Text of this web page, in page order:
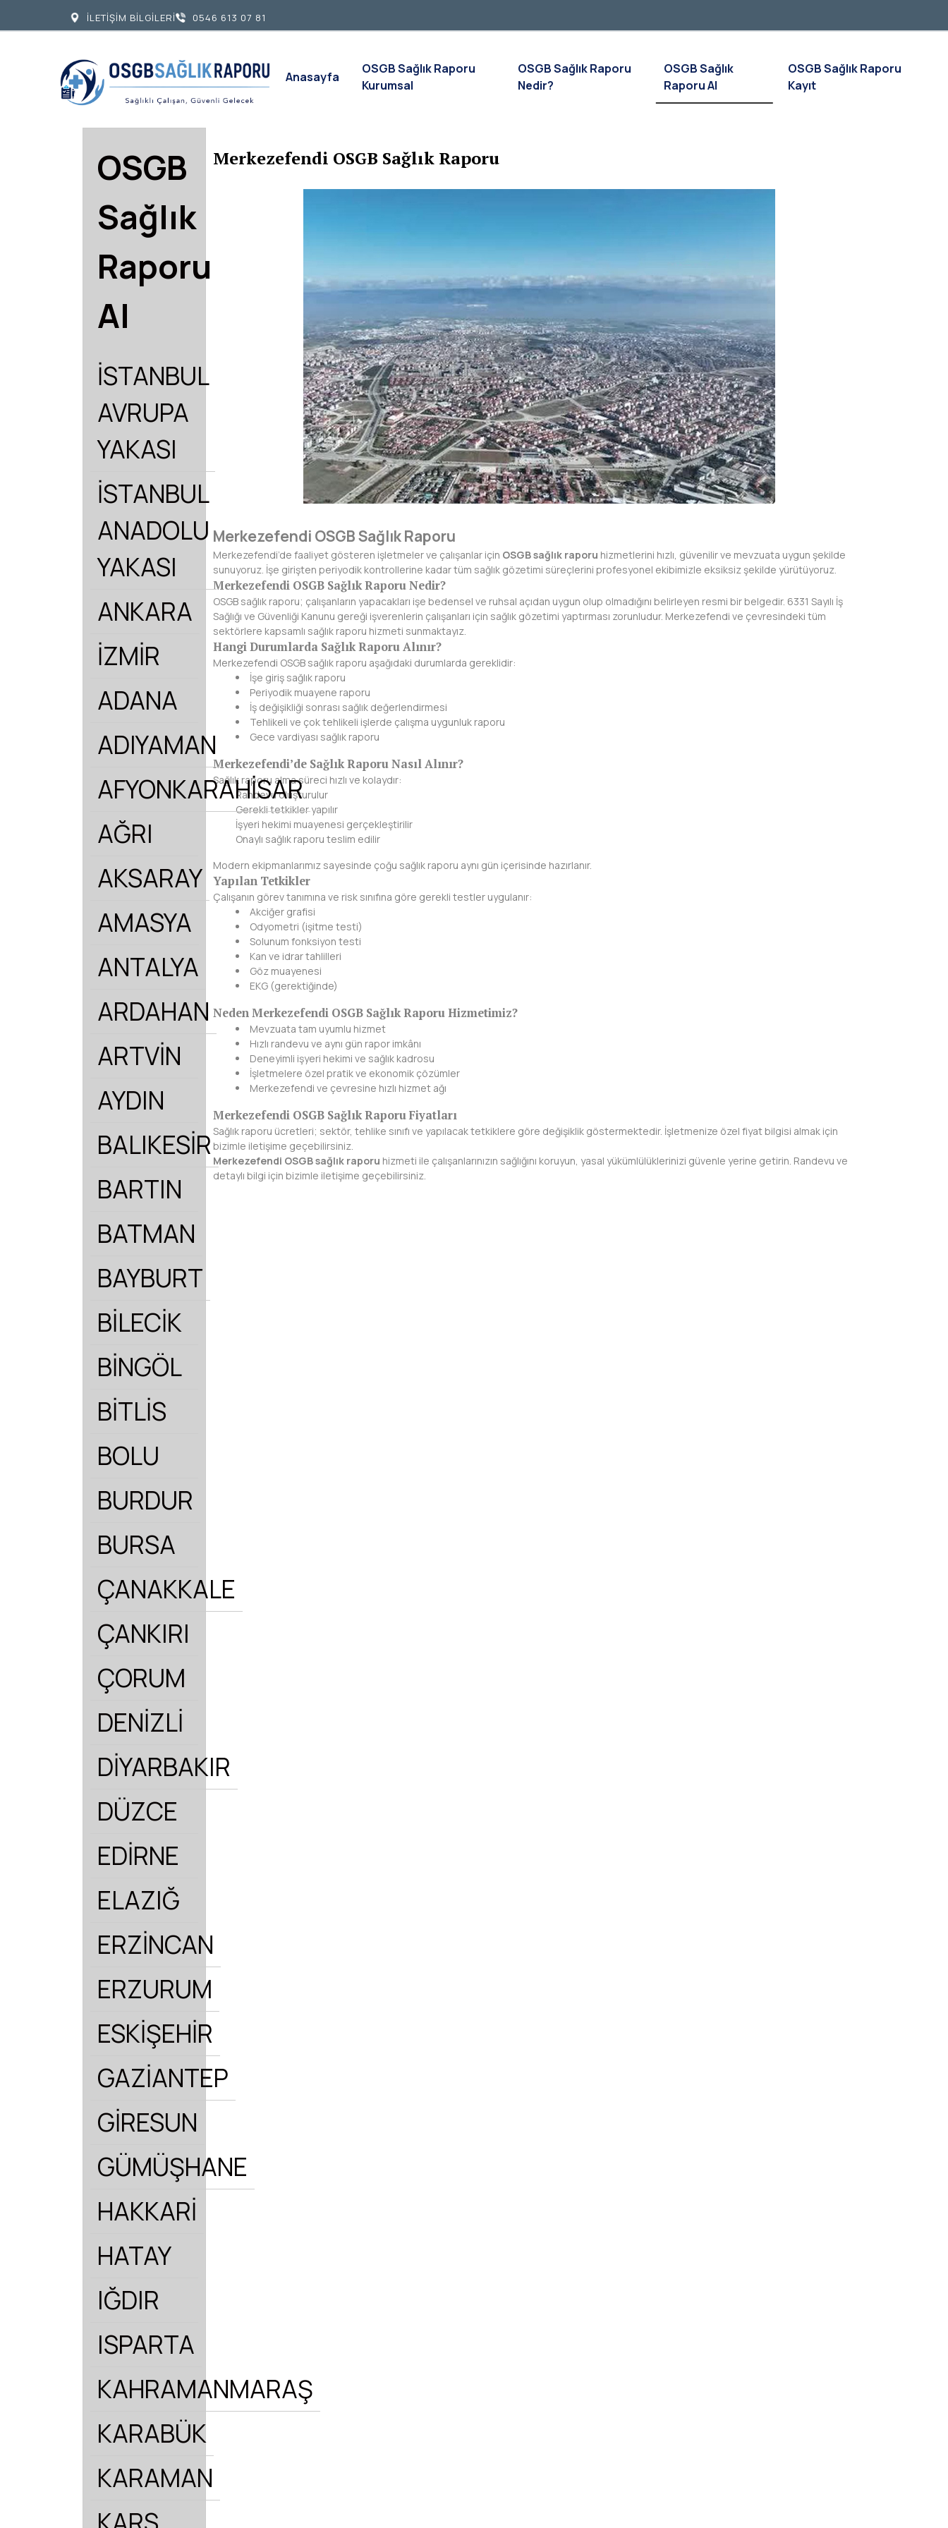
OSGB
Sağlık
Raporu
Al
İSTANBUL
AVRUPA
YAKASI
İSTANBUL
ANADOLU
YAKASI
ANKARA
İZMİR
ADANA
ADIYAMAN
AFYONKARAHİSAR
AĞRI
AKSARAY
AMASYA
ANTALYA
ARDAHAN
ARTVİN
AYDIN
BALIKESİR
BARTIN
BATMAN
BAYBURT
BİLECİK
BİNGÖL
BİTLİS
BOLU
BURDUR
BURSA
ÇANAKKALE
ÇANKIRI
ÇORUM
DENİZLİ
DİYARBAKIR
DÜZCE
EDİRNE
ELAZIĞ
ERZİNCAN
ERZURUM
ESKİŞEHİR
GAZİANTEP
GİRESUN
GÜMÜŞHANE
HAKKARİ
HATAY
IĞDIR
ISPARTA
KAHRAMANMARAŞ
KARABÜK
KARAMAN
Merkezefendi OSGB Sağlık Raporu
Merkezefendi OSGB Sağlık Raporu
Merkezefendi’de faaliyet gösteren işletmeler ve çalışanlar için OSGB sağlık raporu hizmetlerini hızlı, güvenilir ve mevzuata uygun şekilde
sunuyoruz. İşe girişten periyodik kontrollerine kadar tüm sağlık gözetimi süreçlerini profesyonel ekibimizle eksiksiz şekilde yürütüyoruz.
Merkezefendi OSGB Sağlık Raporu Nedir?
OSGB sağlık raporu; çalışanların yapacakları işe bedensel ve ruhsal açıdan uygun olup olmadığını belirleyen resmi bir belgedir. 6331 Sayılı İş
Sağlığı ve Güvenliği Kanunu gereği işverenlerin çalışanları için sağlık gözetimi yaptırması zorunludur. Merkezefendi ve çevresindeki tüm
sektörlere kapsamlı sağlık raporu hizmeti sunmaktayız.
Hangi Durumlarda Sağlık Raporu Alınır?
Merkezefendi OSGB sağlık raporu aşağıdaki durumlarda gereklidir:
İşe giriş sağlık raporu
Periyodik muayene raporu
İş değişikliği sonrası sağlık değerlendirmesi
Tehlikeli ve çok tehlikeli işlerde çalışma uygunluk raporu
Gece vardiyası sağlık raporu
Merkezefendi’de Sağlık Raporu Nasıl Alınır?
Sağlık raporu alma süreci hızlı ve kolaydır:
Randevu oluşturulur
Gerekli tetkikler yapılır
İşyeri hekimi muayenesi gerçekleştirilir
Onaylı sağlık raporu teslim edilir
Modern ekipmanlarımız sayesinde çoğu sağlık raporu aynı gün içerisinde hazırlanır.
Yapılan Tetkikler
Çalışanın görev tanımına ve risk sınıfına göre gerekli testler uygulanır:
Akciğer grafisi
Odyometri (işitme testi)
Solunum fonksiyon testi
Kan ve idrar tahlilleri
Göz muayenesi
EKG (gerektiğinde)
Neden Merkezefendi OSGB Sağlık Raporu Hizmetimiz?
Mevzuata tam uyumlu hizmet
Hızlı randevu ve aynı gün rapor imkânı
Deneyimli işyeri hekimi ve sağlık kadrosu
İşletmelere özel pratik ve ekonomik çözümler
Merkezefendi ve çevresine hızlı hizmet ağı
Merkezefendi OSGB Sağlık Raporu Fiyatları
Sağlık raporu ücretleri; sektör, tehlike sınıfı ve yapılacak tetkiklere göre değişiklik göstermektedir. İşletmenize özel fiyat bilgisi almak için
bizimle iletişime geçebilirsiniz.
Merkezefendi OSGB sağlık raporu hizmeti ile çalışanlarınızın sağlığını koruyun, yasal yükümlülüklerinizi güvenle yerine getirin. Randevu ve
detaylı bilgi için bizimle iletişime geçebilirsiniz.
İLETİŞİM BİLGİLERİ 0546 613 07 81
Anasayfa
OSGB Sağlık Raporu
Kurumsal
OSGB Sağlık Raporu
Nedir?
OSGB Sağlık
Raporu Al
OSGB Sağlık Raporu
Kayıt